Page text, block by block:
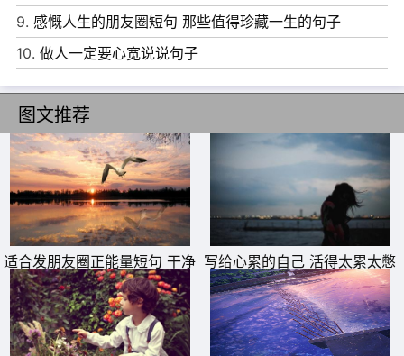
9. 感慨人生的朋友圈短句 那些值得珍藏一生的句子
10. 做人一定要心宽说说句子
图文推荐
适合发朋友圈正能量短句 干净
励志短句
写给心累的自己 活得太累太憋
屈的说说